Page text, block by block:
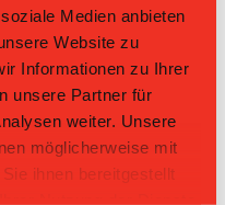
Medien anbieten
Website zu
Informationen zu Ihrer
unsere Partner für
weiter. Unsere
möglicherweise mit
ihnen bereitgestellt
1.111
0.667 12
0.5 9